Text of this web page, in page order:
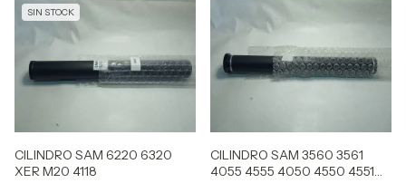
SIN STOCK
CILINDRO SAM 6220 6320
XER M20 4118
CILINDRO SAM 3560 3561
4055 4555 4050 4550 4551